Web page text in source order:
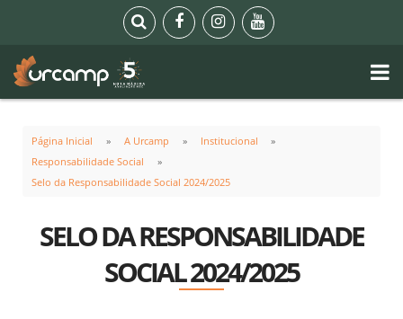
Página Inicial A Urcamp
Institucional
Responsabilidade Social
Selo da Responsabilidade Social 2024/2025
SELO DA RESPONSABILIDADE
SOCIAL 2024/2025